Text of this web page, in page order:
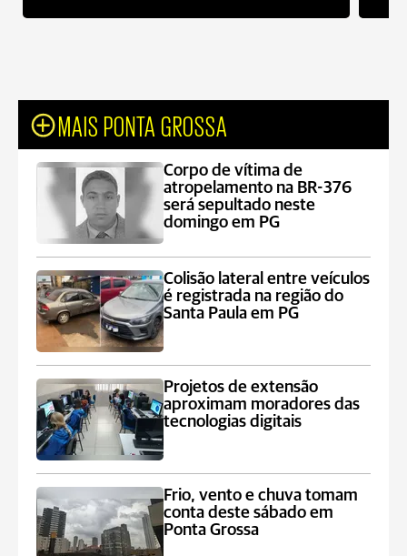
MAIS PONTA GROSSA
Corpo de vítima de
atropelamento na BR-376
será sepultado neste
domingo em PG
Colisão lateral entre veículos
é registrada na região do
Santa Paula em PG
Projetos de extensão
aproximam moradores das
tecnologias digitais
Frio, vento e chuva tomam
conta deste sábado em
Ponta Grossa